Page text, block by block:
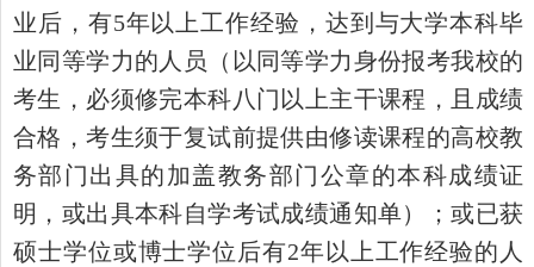
业后，有5年以上工作经验，达到与大学本科毕
业同等学力的人员（以同等学力身份报考我校的
考生，必须修完本科八门以上主干课程，且成绩
合格，考生须于复试前提供由修读课程的高校教
务部门出具的加盖教务部门公章的本科成绩证
明，或出具本科自学考试成绩通知单）；或已获
硕士学位或博士学位后有2年以上工作经验的人